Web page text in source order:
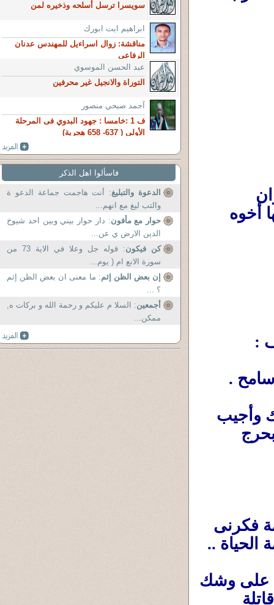
:
سامح .
الحياة ..
سويسرا ترسل أسلحه وذخيره لمن
ابراهيم ايت ابورك
مناقشة: زوال اسراءيل للمهندس عدنان
الرفاعي
عبد الحسن الموسوي
التوراة والانجيل غير محرفين
آحمد صبحي منصور
ف 1 :خامسا : جهود البدوي فى المرحلة
الأولى ( 637- 658 هجرية)
فاسألوا اهل الذكر
الدعوة والتبليغ: أنت هاجمت جماعة الدعو ة
والتب ليغ مع انهم...
حوار مع مأفون: دار حوار بيني وبين احد شيوخ
الدين الارض ي عن...
كن فيكون
: قوله جل وعلا في الاية 73 من
سورة الانع ام ( يوم...
إن بعض الظن إثم: ما معنى ان بعض الظن إثم
؟ ...
أجمعين: السلا م عليكم و رحمة الله و بركات ه,
ممكن...